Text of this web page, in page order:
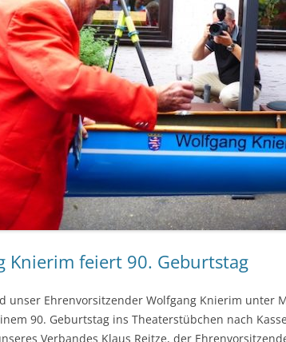
Knierim feiert 90. Geburtstag
unser Ehrenvorsitzender Wolfgang Knierim unter
90. Geburtstag ins Theaterstübchen nach
Verbandes Klaus Reitze, der